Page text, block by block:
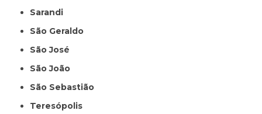
Sarandi
São Geraldo
São José
São João
São Sebastião
Teresópolis